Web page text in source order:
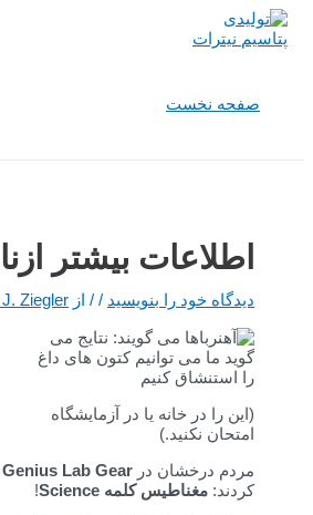
پرش
صفحه نخست
اطلاعات بیشتر
دیدگاه‌ خود را بنویسید / / از Ziegler
(این را در خانه یا در آزمایشگاه
امتحان نکنید.)
مردم درخشان در Genius Lab Gear
کردند: مغناطیس کلمه Science
!